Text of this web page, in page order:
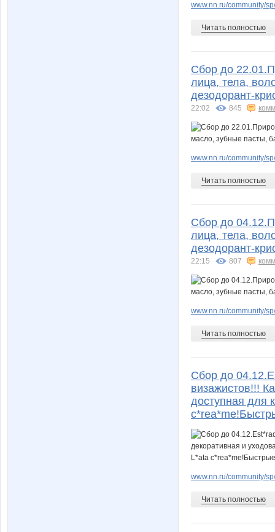
www.nn.ru/community/
Читать полностью
Сбор до
лица, тела,
дезодорант-
22:02 845
www.nn.ru/community/
Читать полностью
Сбор до
лица, тела,
дезодорант-
22:15 807
www.nn.ru/community/
Читать полностью
Сбор до
визажистов!!!
доступная для
www.nn.ru/community/
Читать полностью